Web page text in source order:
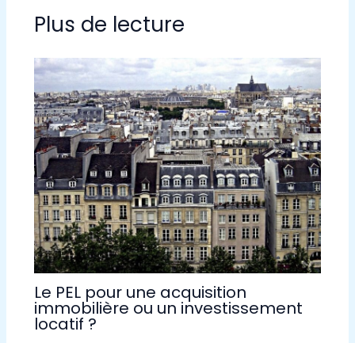
Plus de lecture
Le PEL pour une acquisition
immobilière ou un investissement
locatif ?